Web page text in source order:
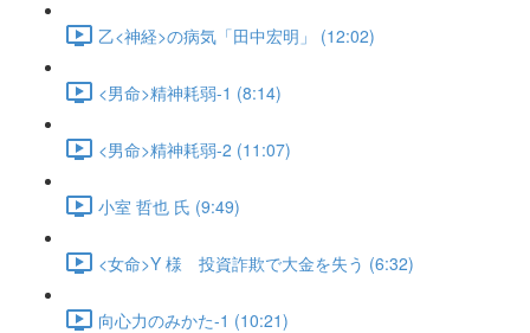
乙<神経>の病気「田中宏明」 (12:02)
<男命>精神耗弱-1 (8:14)
<男命>精神耗弱-2 (11:07)
小室 哲也 氏 (9:49)
<女命>Y 様 投資詐欺で大金を失う (6:32)
向心力のみかた-1 (10:21)